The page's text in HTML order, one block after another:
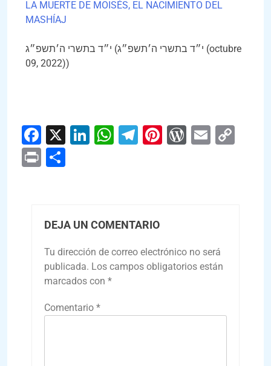
LA MUERTE DE MOISÉS, EL NACIMIENTO DEL
MASHÍAJ
י״ד בתשרי ה׳תשפ״ג (י״ד בתשרי ה׳תשפ״ג (octubre
09, 2022))
Facebook
X LinkedIn
WhatsApp
Telegram
PinterestEmail
Print
DEJA UN COMENTARIO
Tu dirección de correo electrónico no será
publicada. Los campos obligatorios están
marcados con *
Comentario *